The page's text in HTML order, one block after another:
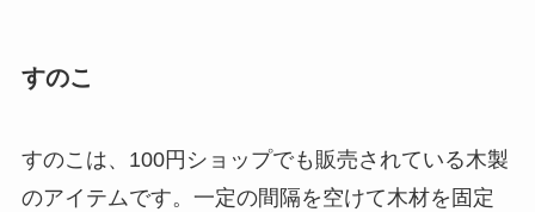
すのこ
すのこは、100円ショップでも販売されている木製
のアイテムです。一定の間隔を空けて木材を固定